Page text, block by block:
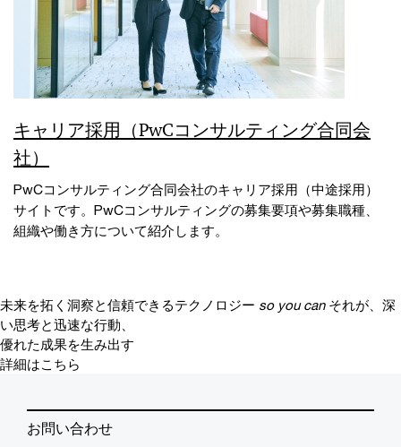
キャリア採用（PwCコンサルティング合同会
社）
PwCコンサルティング合同会社のキャリア採用（中途採用）
サイトです。PwCコンサルティングの募集要項や募集職種、
組織や働き方について紹介します。
未来を拓く洞察と信頼できるテクノロジー so you can それが、深
い思考と迅速な行動、
優れた成果を生み出す
詳細はこちら
お問い合わせ